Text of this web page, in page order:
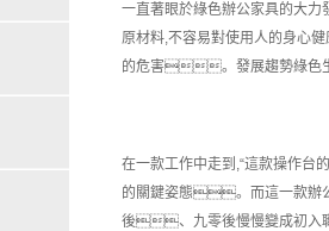
一直著眼於綠色辦公家具的大
原材料,不容易對使用人的身心
的危害。發展趨勢綠色
在一款工作中走到,“這款操作台
的關鍵姿態。而這一款辦
後、九零後慢慢變成初入